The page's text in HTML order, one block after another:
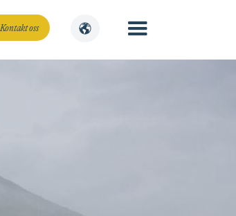
Kontakt oss